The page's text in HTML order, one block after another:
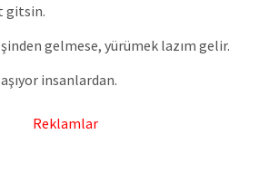
gitsin.
gelmese, yürümek lazım gelir.
insanlardan.
Reklamlar